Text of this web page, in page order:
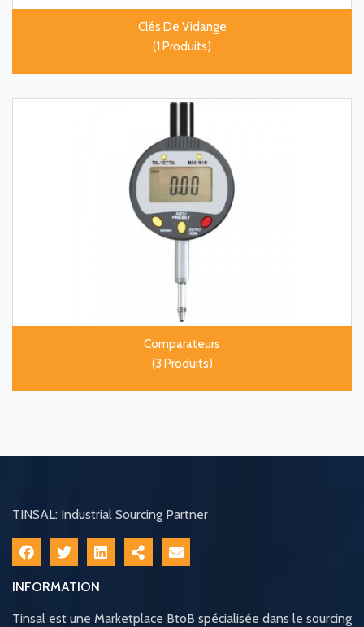
Clés De Vidange
(1 Produits)
Comparateurs
(3 Produits)
TINSAL: Industrial Sourcing Partner
INFORMATION
Tinsal est une Marketplace BtoB spécialisée dans le sourcing